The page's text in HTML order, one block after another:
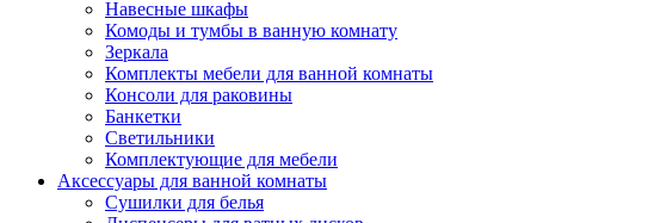
Навесные шкафы
Комоды и тумбы в ванную комнату
Зеркала
Комплекты мебели для ванной комнаты
Консоли для раковины
Банкетки
Светильники
Комплектующие для мебели
Аксессуары для ванной комнаты
Сушилки для белья